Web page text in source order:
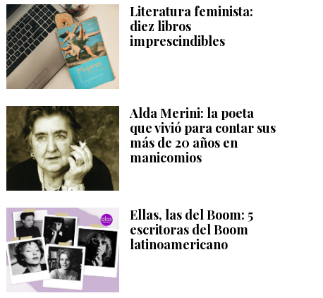
Literatura feminista:
diez libros
imprescindibles
Alda Merini: la poeta
que vivió para contar sus
más de 20 años en
manicomios
Ellas, las del Boom: 5
escritoras del Boom
latinoamericano